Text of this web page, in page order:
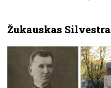
Žukauskas